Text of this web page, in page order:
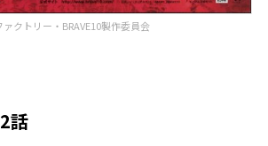
クトリー・BRAVE10製作委員会
話